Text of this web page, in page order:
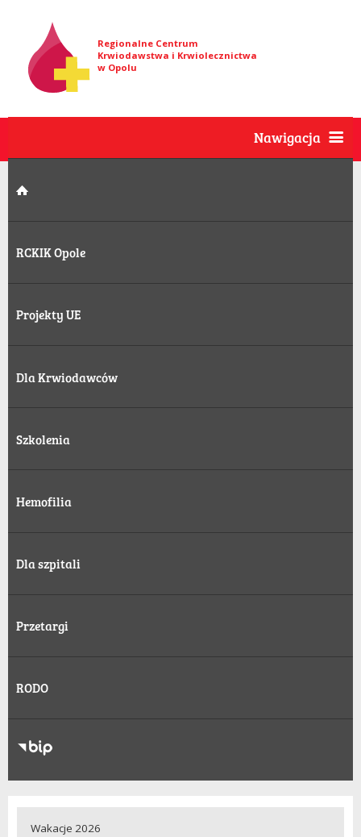
Regionalne Centrum
Krwiodawstwa i Krwiolecznictwa
w Opolu
Nawigacja
RCKIK Opole
Projekty UE
Dla Krwiodawców
Szkolenia
Hemofilia
Dla szpitali
Przetargi
RODO
RODO
Wakacje 2026